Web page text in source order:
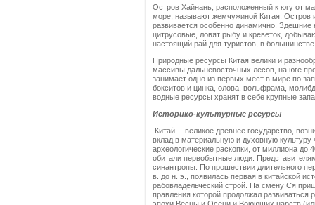
Остров Хайнань, расположенный к югу от
море, называют жемчужиной Китая. Остров
развивается особенно динамично.
цитрусовые, ловят рыбу и креветок,
настоящий рай для туристов, в
Природные ресурсы Китая велики и
массивы дальневосточных лесов, на юге
занимает одно из первых мест в мире по
бокситов и цинка, олова, вольфрама,
водные ресурсы хранят в себе крупные
Историко-культурные ресурсы
Китай -- великое древнее государство,
вклад в материальную и духовную культуру
археологические раскопки, от миллиона до
обитали первобытные люди.
синантропы. По прошествии длительного
в. до н. э., появилась первая в китайской
рабовладельческий строй. На смену Ся
правления которой продолжал